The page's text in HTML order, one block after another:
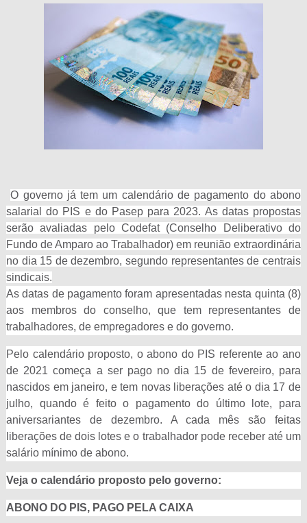
O governo já tem um calendário de pagamento do abono
salarial do PIS e do Pasep para 2023. As datas propostas
serão avaliadas pelo Codefat (Conselho Deliberativo do
Fundo de Amparo ao Trabalhador) em reunião extraordinária
no dia 15 de dezembro, segundo representantes de centrais
sindicais.
As datas de pagamento foram apresentadas nesta quinta (8)
aos membros do conselho, que tem representantes de
trabalhadores, de empregadores e do governo.
Pelo calendário proposto, o abono do PIS referente ao ano
de 2021 começa a ser pago no dia 15 de fevereiro, para
nascidos em janeiro, e tem novas liberações até o dia 17 de
julho, quando é feito o pagamento do último lote, para
aniversariantes de dezembro. A cada mês são feitas
liberações de dois lotes e o trabalhador pode receber até um
salário mínimo de abono.
Veja o calendário proposto pelo governo:
ABONO DO PIS, PAGO PELA CAIXA